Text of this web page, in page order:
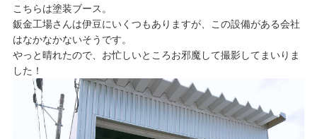
こちらは塗装ブース。
鈑金工場さんは伊豆にいくつもありますが、この設備がある会社
はなかなかないそうです。
やっと晴れたので、お忙しいところお邪魔して撮影してまいりま
した！